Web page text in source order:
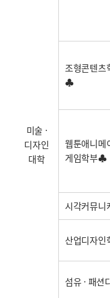
미술 ·
디자인
대학
조형콘텐츠
♣
웹툰애니메
게임학부♣
시각커뮤니
산업디자인
섬유 · 패션